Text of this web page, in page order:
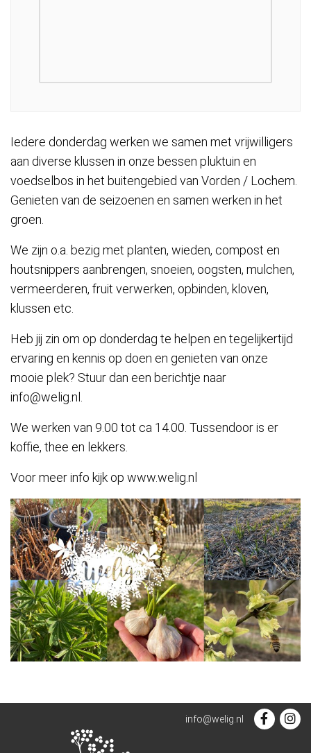
Iedere donderdag werken we samen met vrijwilligers
aan diverse klussen in onze bessen pluktuin en
voedselbos in het buitengebied van Vorden / Lochem.
Genieten van de seizoenen en samen werken in het
groen.
We zijn o.a. bezig met planten, wieden, compost en
houtsnippers aanbrengen, snoeien, oogsten, mulchen,
vermeerderen, fruit verwerken, opbinden, kloven,
klussen etc.
Heb jij zin om op donderdag te helpen en tegelijkertijd
ervaring en kennis op doen en genieten van onze
mooie plek? Stuur dan een berichtje naar
info@welig.nl.
We werken van 9.00 tot ca 14.00. Tussendoor is er
koffie, thee en lekkers.
Voor meer info kijk op www.welig.nl
info@welig.nl